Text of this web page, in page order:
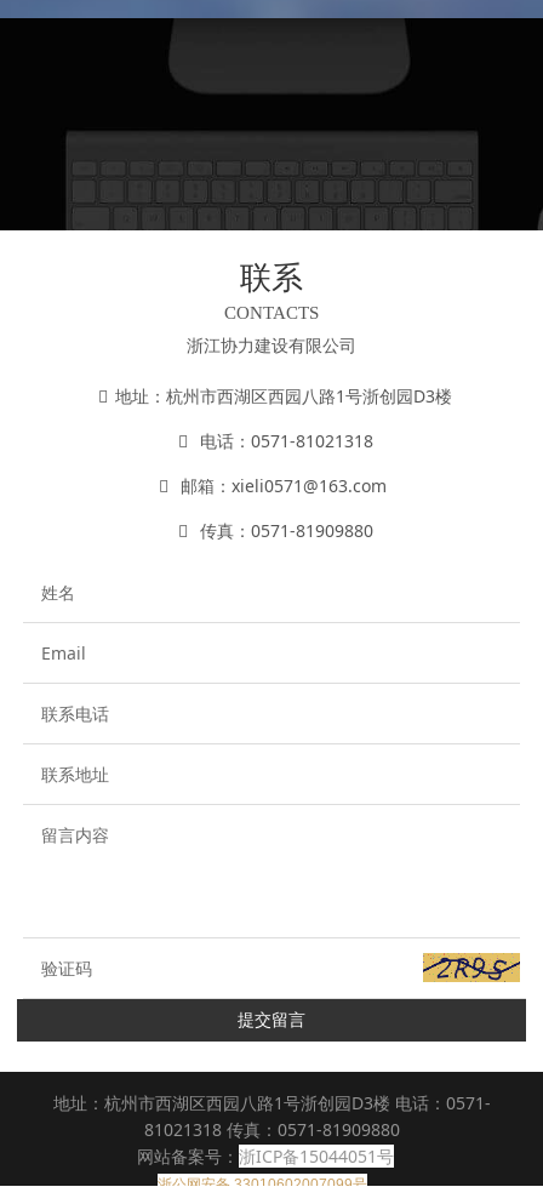
张晏绍，项目招商引资人钱明华局长，
淳安县左口乡党委副书记、乡长汪红
控股集团董事长杨伦嗨，凌力建设代表
杨城昂以及公司六中心负责人等出席典
礼，携手为项目培土奠基，共同见证这
一重要时刻。典礼由协力控股集团总经
理杨伦锋主持。开工奠基典
联系
CONTACTS
浙江协力建设有限公司
地址：杭州市西湖区西园八路1号浙创园D3楼
电话：0571-81021318
邮箱：xieli0571@163.com
传真：0571-81909880
提交留言
地址：杭州市西湖区西园八路1号浙创园D3楼 电话：0571-
81021318 传真：0571-81909880
网站备案号： 浙ICP备15044051号
浙公网安备 33010602007099号